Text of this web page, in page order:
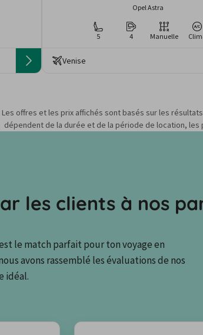
Opel Astra
5 4 Manuelle
Venise
Les offres et les prix affichés sont basés sur les
dépendent de la durée et de la période de location,
les clients à nos
le match parfait pour ton voyage en
avons rassemblé les évaluations de nos
idéal.